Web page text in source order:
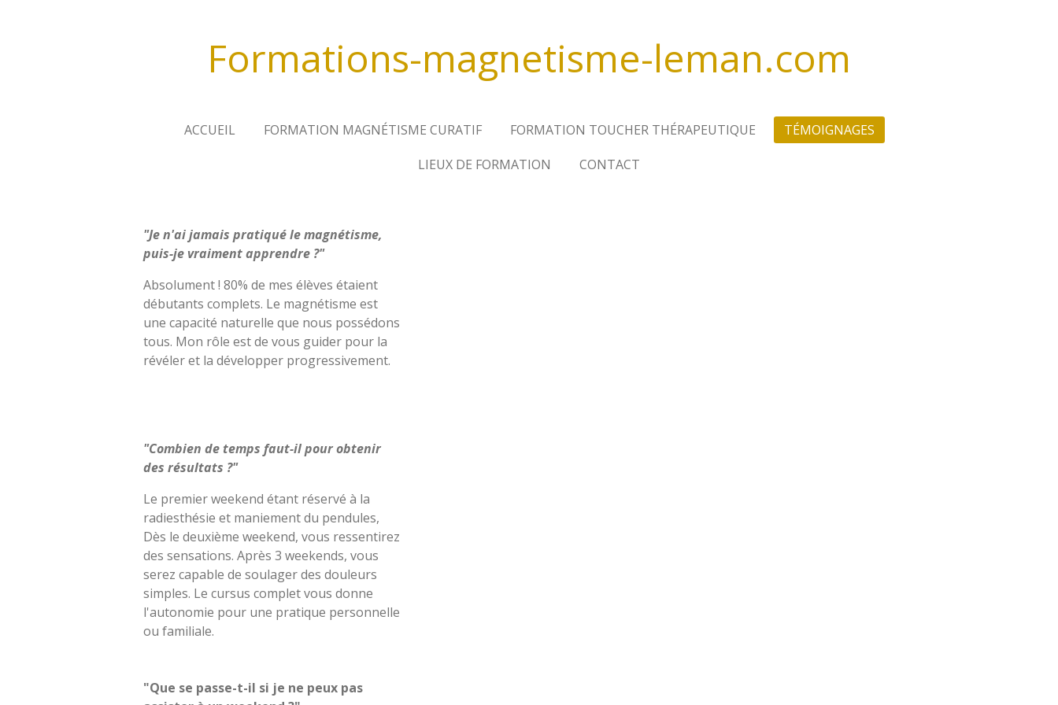
Formations-magnetisme-leman.com
ACCUEIL FORMATION MAGNÉTISME CURATIF FORMATION TOUCHER THÉRAPEUTIQUE
TÉMOIGNAGES
LIEUX DE FORMATION
CONTACT
"Je n'ai jamais pratiqué le magnétisme,
puis-je vraiment apprendre ?"
Absolument ! 80% de mes élèves étaient
débutants complets. Le magnétisme est
une capacité naturelle que nous possédons
tous. Mon rôle est de vous guider pour la
révéler et la développer progressivement.
"Combien de temps faut-il pour obtenir
des résultats ?"
Le premier weekend étant réservé à la
radiesthésie et maniement du pendules,
Dès le deuxième weekend, vous ressentirez
des sensations. Après 3 weekends, vous
serez capable de soulager des douleurs
simples. Le cursus complet vous donne
l'autonomie pour une pratique personnelle
ou familiale.
"Que se passe-t-il si je ne peux pas